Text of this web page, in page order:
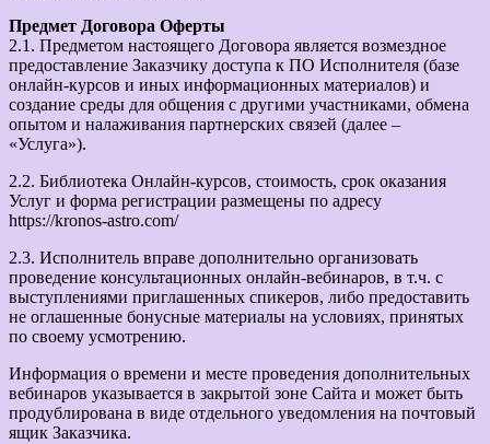
Предмет Договора Оферты
2.1. Предметом настоящего Договора является возмездное
предоставление Заказчику доступа к ПО Исполнителя (базе
онлайн-курсов и иных информационных материалов) и
создание среды для общения с другими участниками, обмена
опытом и налаживания партнерских связей (далее –
«Услуга»).
2.2. Библиотека Онлайн-курсов, стоимость, срок оказания
Услуг и форма регистрации размещены по адресу
https://kronos-astro.com/
2.3. Исполнитель вправе дополнительно организовать
проведение консультационных онлайн-вебинаров, в т.ч. с
выступлениями приглашенных спикеров, либо предоставить
не оглашенные бонусные материалы на условиях, принятых
по своему усмотрению.
Информация о времени и месте проведения дополнительных
вебинаров указывается в закрытой зоне Сайта и может быть
продублирована в виде отдельного уведомления на почтовый
ящик Заказчика.